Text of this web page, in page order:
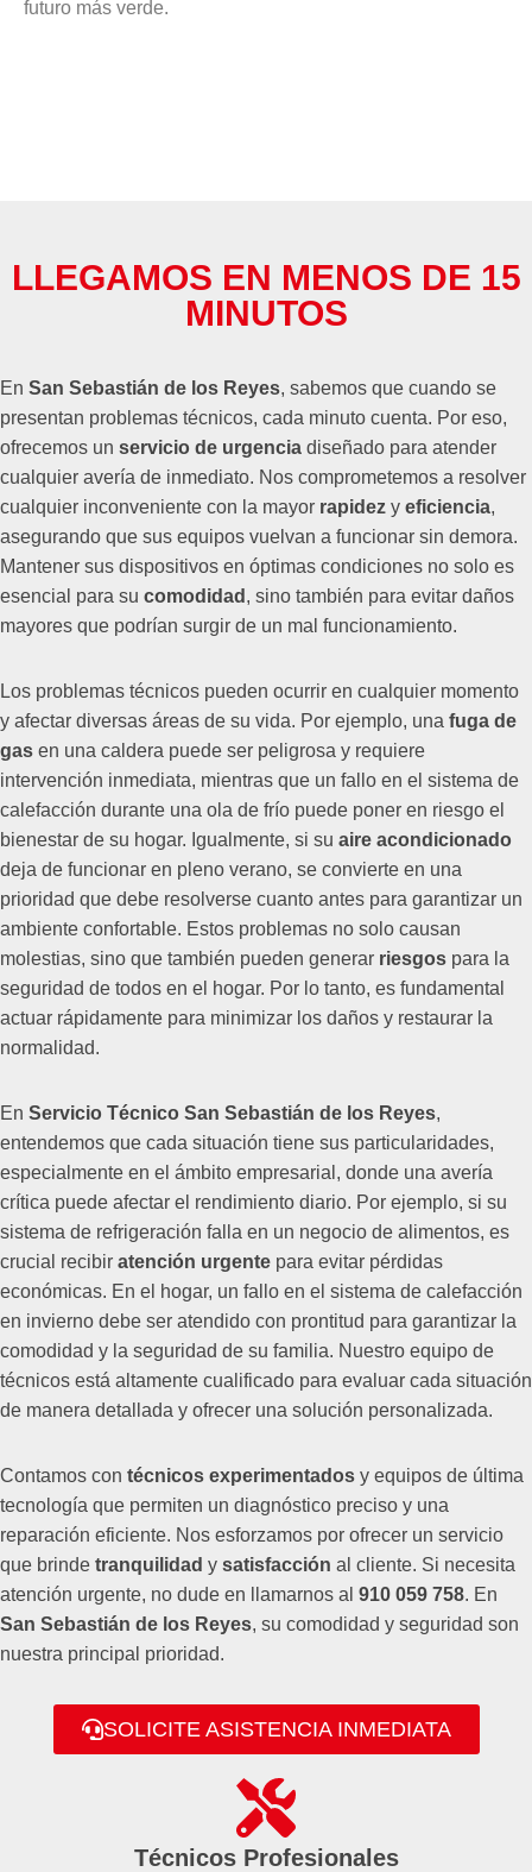
futuro más verde.
LLEGAMOS EN MENOS DE 15
MINUTOS
En San Sebastián de los Reyes, sabemos que cuando se
presentan problemas técnicos, cada minuto cuenta. Por eso,
ofrecemos un servicio de urgencia diseñado para atender
cualquier avería de inmediato. Nos comprometemos a resolver
cualquier inconveniente con la mayor rapidez y eficiencia,
asegurando que sus equipos vuelvan a funcionar sin demora.
Mantener sus dispositivos en óptimas condiciones no solo es
esencial para su comodidad , sino también para evitar daños
mayores que podrían surgir de un mal funcionamiento.
Los problemas técnicos pueden ocurrir en cualquier momento
y afectar diversas áreas de su vida. Por ejemplo, una fuga de
gas en una caldera puede ser peligrosa y requiere
intervención inmediata, mientras que un fallo en el sistema de
calefacción durante una ola de frío puede poner en riesgo el
bienestar de su hogar. Igualmente, si su aire acondicionado
deja de funcionar en pleno verano, se convierte en una
prioridad que debe resolverse cuanto antes para garantizar un
ambiente confortable. Estos problemas no solo causan
molestias, sino que también pueden generar riesgos para la
seguridad de todos en el hogar. Por lo tanto, es fundamental
actuar rápidamente para minimizar los daños y restaurar la
normalidad.
En Servicio Técnico San Sebastián de los Reyes,
entendemos que cada situación tiene sus particularidades,
especialmente en el ámbito empresarial, donde una avería
crítica puede afectar el rendimiento diario. Por ejemplo, si su
sistema de refrigeración falla en un negocio de alimentos, es
crucial recibir atención urgente para evitar pérdidas
económicas. En el hogar, un fallo en el sistema de calefacción
en invierno debe ser atendido con prontitud para garantizar la
comodidad y la seguridad de su familia. Nuestro equipo de
técnicos está altamente cualificado para evaluar cada situación
de manera detallada y ofrecer una solución personalizada.
Contamos con técnicos experimentados y equipos de última
tecnología que permiten un diagnóstico preciso y una
reparación eficiente. Nos esforzamos por ofrecer un servicio
que brinde tranquilidad y satisfacción al cliente. Si necesita
atención urgente, no dude en llamarnos al 910 059 758. En
San Sebastián de los Reyes, su comodidad y seguridad son
nuestra principal prioridad.
SOLICITE ASISTENCIA INMEDIATA
Técnicos Profesionales